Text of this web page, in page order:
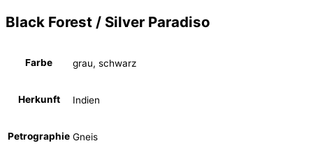
Black Forest / Silver Paradiso
Farbe grau, schwarz
Herkunft Indien
Petrographie Gneis